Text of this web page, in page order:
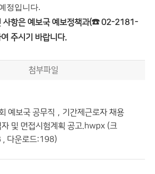
정입니다.
사항은 예보국 예보정책과(☎ 02-2181-
주시기 바랍니다.
첨부파일
예보국 공무직，기간제근로자 채용
자 및 면접시험계획 공고.hwpx (크
다운로드:198)